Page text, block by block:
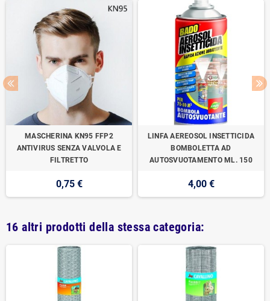
MASCHERINA KN95 FFP2
ANTIVIRUS SENZA VALVOLA E
FILTRETTO
0,75 €
LINFA AEREOSOL INSETTICIDA
BOMBOLETTA AD
AUTOSVUOTAMENTO ML. 150
4,00 €
16 altri prodotti della stessa categoria: